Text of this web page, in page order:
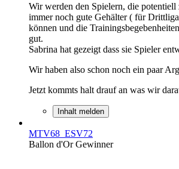
Wir werden den Spielern, die potentiell
immer noch gute Gehälter ( für
können und die
gut.
Sabrina hat gezeigt dass sie Spieler
Wir haben also schon noch ein paar
Jetzt kommts halt drauf an was wir
Inhalt melden
MTV68_ESV72
Ballon d'Or Gewinner